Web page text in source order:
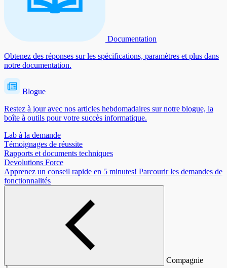
Documentation
Obtenez des réponses sur les spécifications, paramètres et plus dans
notre documentation.
Blogue
Restez à jour avec nos articles hebdomadaires sur notre blogue, la
boîte à outils pour votre succès informatique.
Lab à la demande
Témoignages de réussite
Rapports et documents techniques
Devolutions Force
Apprenez un conseil rapide en 5 minutes! Parcourir les demandes de
fonctionnalités
Compagnie